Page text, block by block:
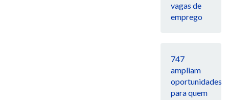
vagas de
emprego
747
ampliam
oportunidades
para quem